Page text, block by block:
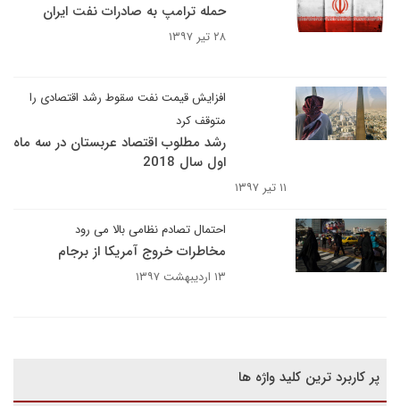
حمله ترامپ به صادرات نفت ایران
۲۸ تیر ۱۳۹۷
افزایش قیمت نفت سقوط رشد اقتصادی را
متوقف کرد
رشد مطلوب اقتصاد عربستان در سه ماه
اول سال 2018
۱۱ تیر ۱۳۹۷
احتمال تصادم نظامی بالا می رود
مخاطرات خروج آمریکا از برجام
۱۳ اردیبهشت ۱۳۹۷
پر کاربرد ترین کلید واژه ها